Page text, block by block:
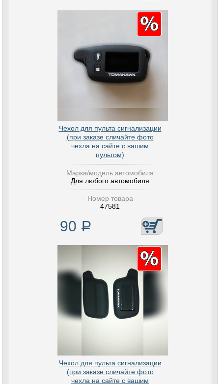
Чехол для пульта сигнализации
(при заказе сличайте фото
чехла на сайте с вашим
пультом)
Марка/модель автомобиля
Для любого автомобиля
Номер товара
47581
90 Р
Чехол для пульта сигнализации
(при заказе сличайте фото
чехла на сайте с вашим